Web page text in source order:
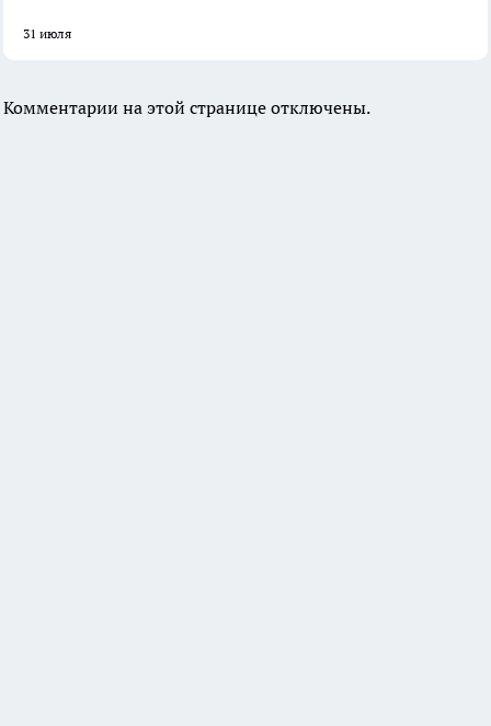
31 июля
Комментарии на этой странице отключены.